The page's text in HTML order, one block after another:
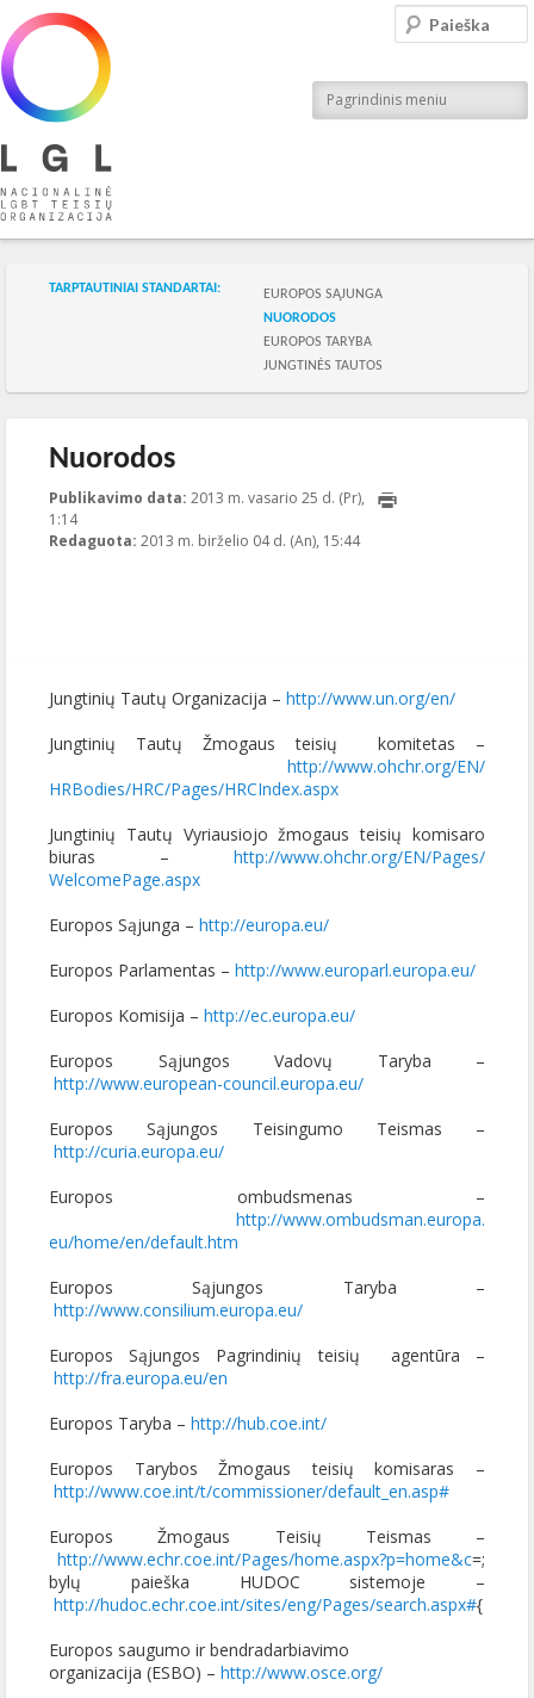
Nacionalinė LGBT teisių organizacija
Pagrindinis meniu
Paieška
Skilties meniu
TARPTAUTINIAI STANDARTAI:
EUROPOS SĄJUNGA
NUORODOS
EUROPOS TARYBA
JUNGTINĖS TAUTOS
Nuorodos
Publikavimo data: 2013 m. vasario 25 d. (Pr),
1:142013-06-04T15:44:25+00:00
Redaguota: 2013 m. birželio 04 d. (An), 15:44
Jungtinių Tautų Organizacija – http://www.un.org/en/
Jungtinių Tautų Žmogaus teisių komitetas –
http://www.ohchr.org/EN/
HRBodies/HRC/Pages/HRCIndex.aspx
Jungtinių Tautų Vyriausiojo žmogaus teisių komisaro
biuras – http://www.ohchr.org/EN/Pages/
WelcomePage.aspx
Europos Sąjunga – http://europa.eu/
Europos Parlamentas – http://www.europarl.europa.eu/
Europos Komisija – http://ec.europa.eu/
Europos Sąjungos Vadovų Taryba –
http://www.european-council.europa.eu/
Europos Sąjungos Teisingumo Teismas –
http://curia.europa.eu/
Europos ombudsmenas –
http://www.ombudsman.europa.
eu/home/en/default.htm
Europos Sąjungos Taryba –
http://www.consilium.europa.eu/
Europos Sąjungos Pagrindinių teisių agentūra –
http://fra.europa.eu/en
Europos Taryba – http://hub.coe.int/
Europos Tarybos Žmogaus teisių komisaras –
http://www.coe.int/t/commissioner/default_en.asp#
Europos Žmogaus Teisių Teismas –
http://www.echr.coe.int/Pages/home.aspx?p=home&c=;
bylų paieška HUDOC sistemoje –
http://hudoc.echr.coe.int/sites/eng/Pages/search.aspx#{
Europos saugumo ir bendradarbiavimo
organizacija (ESBO) – http://www.osce.org/